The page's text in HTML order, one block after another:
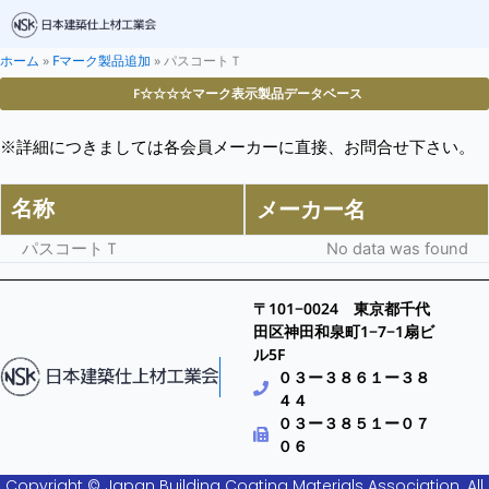
ホーム » Fマーク製品追加 »パスコートＴ
F☆☆☆☆マーク表示製品データベース
※詳細につきましては各会員メーカーに直接、お問合せ下さい。
名称 メーカー名
パスコートＴ No data was found
〒101−0024 東京都千代
田区神田和泉町1−7−1扇ビ
ル5F
０３ー３８６１ー３８
４４
０３ー３８５１ー０７
０６